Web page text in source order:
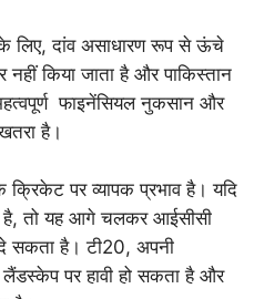
के लिए, दांव असाधारण रूप से ऊंचे
नहीं किया जाता है और पाकिस्तान
फाइनेंसियल नुकसान और
है।
क्रिकेट पर व्यापक प्रभाव है। यदि
है, तो यह आगे चलकर आईसीसी
सकता है। टी20, अपनी
पर हावी हो सकता है और